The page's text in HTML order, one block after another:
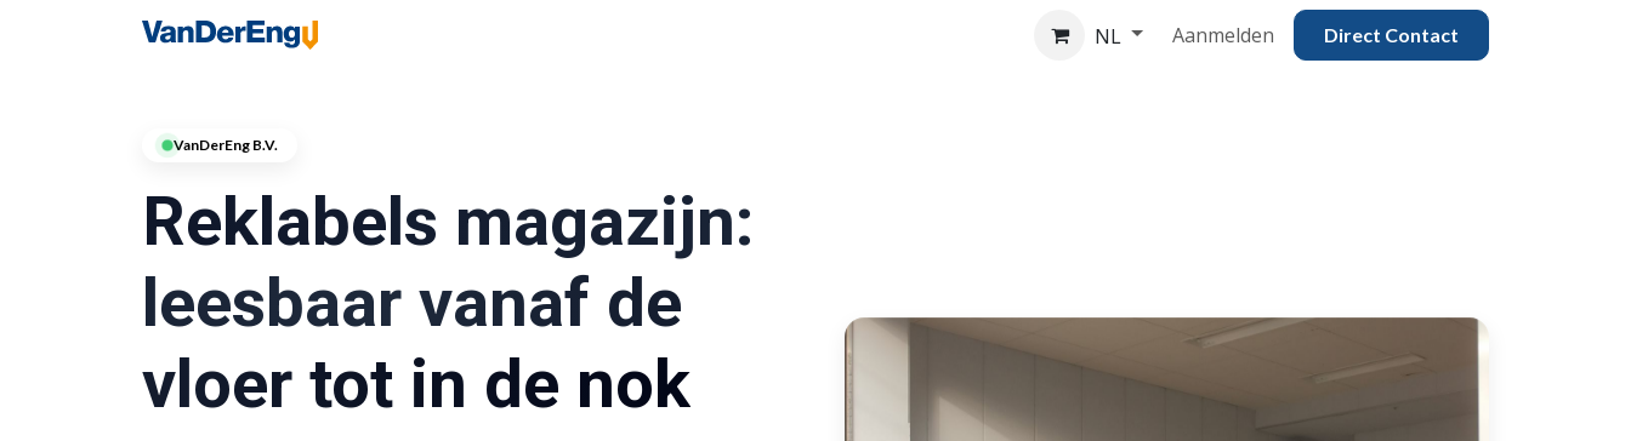
Over ons NL Aanmelden Direct Contac​​​​​​​​t
VanDerEng B.V.
Reklabels magazijn:
leesbaar vanaf de
vloer tot in de nok